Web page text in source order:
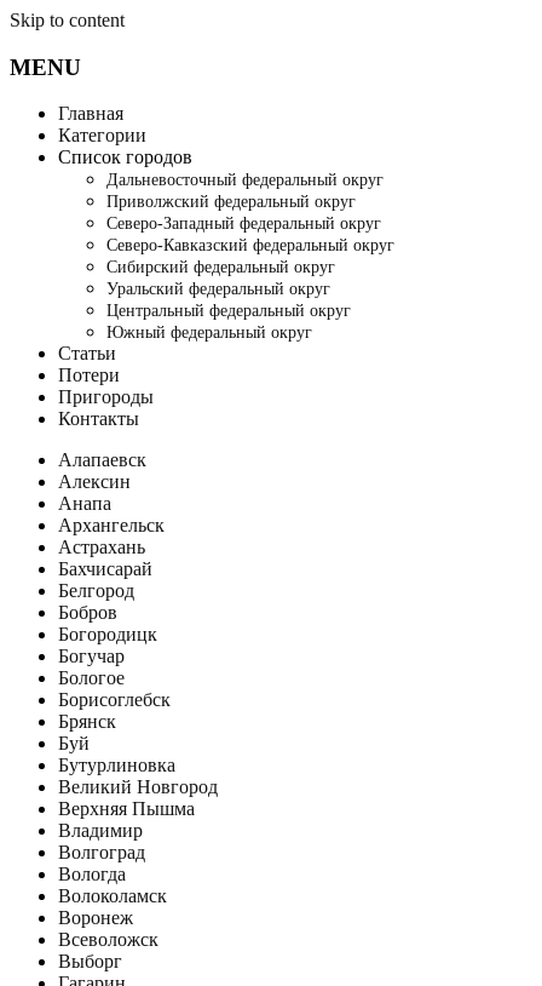
Skip to content
MENU
Главная
Категории
Список городов
Дальневосточный федеральный округ
Приволжский федеральный округ
Северо-Западный федеральный округ
Северо-Кавказский федеральный округ
Сибирский федеральный округ
Уральский федеральный округ
Центральный федеральный округ
Южный федеральный округ
Статьи
Потери
Пригороды
Контакты
Алапаевск
Алексин
Анапа
Архангельск
Астрахань
Бахчисарай
Белгород
Бобров
Богородицк
Богучар
Бологое
Борисоглебск
Брянск
Буй
Бутурлиновка
Великий Новгород
Верхняя Пышма
Владимир
Волгоград
Вологда
Волоколамск
Воронеж
Всеволожск
Выборг